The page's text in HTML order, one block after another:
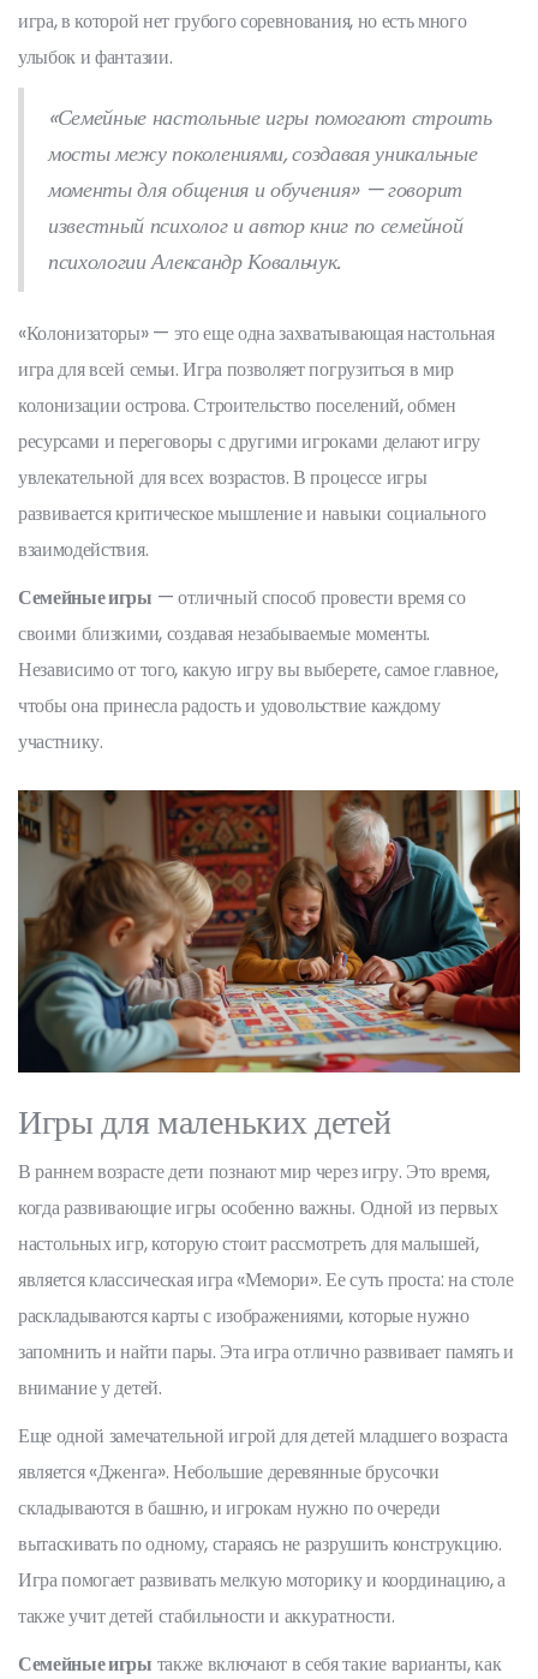
игра, в которой нет грубого соревнования, но есть много
улыбок и фантазии.
«Семейные настольные игры помогают строить
мосты межу поколениями, создавая уникальные
моменты для общения и обучения» — говорит
известный психолог и автор книг по семейной
психологии Александр Ковальчук.
«Колонизаторы» — это еще одна захватывающая настольная
игра для всей семьи. Игра позволяет погрузиться в мир
колонизации острова. Строительство поселений, обмен
ресурсами и переговоры с другими игроками делают игру
увлекательной для всех возрастов. В процессе игры
развивается критическое мышление и навыки социального
взаимодействия.
Семейные игры — отличный способ провести время со
своими близкими, создавая незабываемые моменты.
Независимо от того, какую игру вы выберете, самое главное,
чтобы она принесла радость и удовольствие каждому
участнику.
Игры для маленьких детей
В раннем возрасте дети познают мир через игру. Это время,
когда развивающие игры особенно важны. Одной из первых
настольных игр, которую стоит рассмотреть для малышей,
является классическая игра «Мемори». Ее суть проста: на столе
раскладываются карты с изображениями, которые нужно
запомнить и найти пары. Эта игра отлично развивает память и
внимание у детей.
Еще одной замечательной игрой для детей младшего возраста
является «Дженга». Небольшие деревянные брусочки
складываются в башню, и игрокам нужно по очереди
вытаскивать по одному, стараясь не разрушить конструкцию.
Игра помогает развивать мелкую моторику и координацию, а
также учит детей стабильности и аккуратности.
Семейные игры также включают в себя такие варианты, как